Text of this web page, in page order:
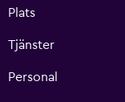
Plats
Tjänster
Personal